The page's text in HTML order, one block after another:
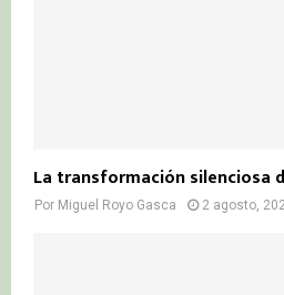
La transformación silenciosa
Por Miguel Royo Gasca 2 agosto,